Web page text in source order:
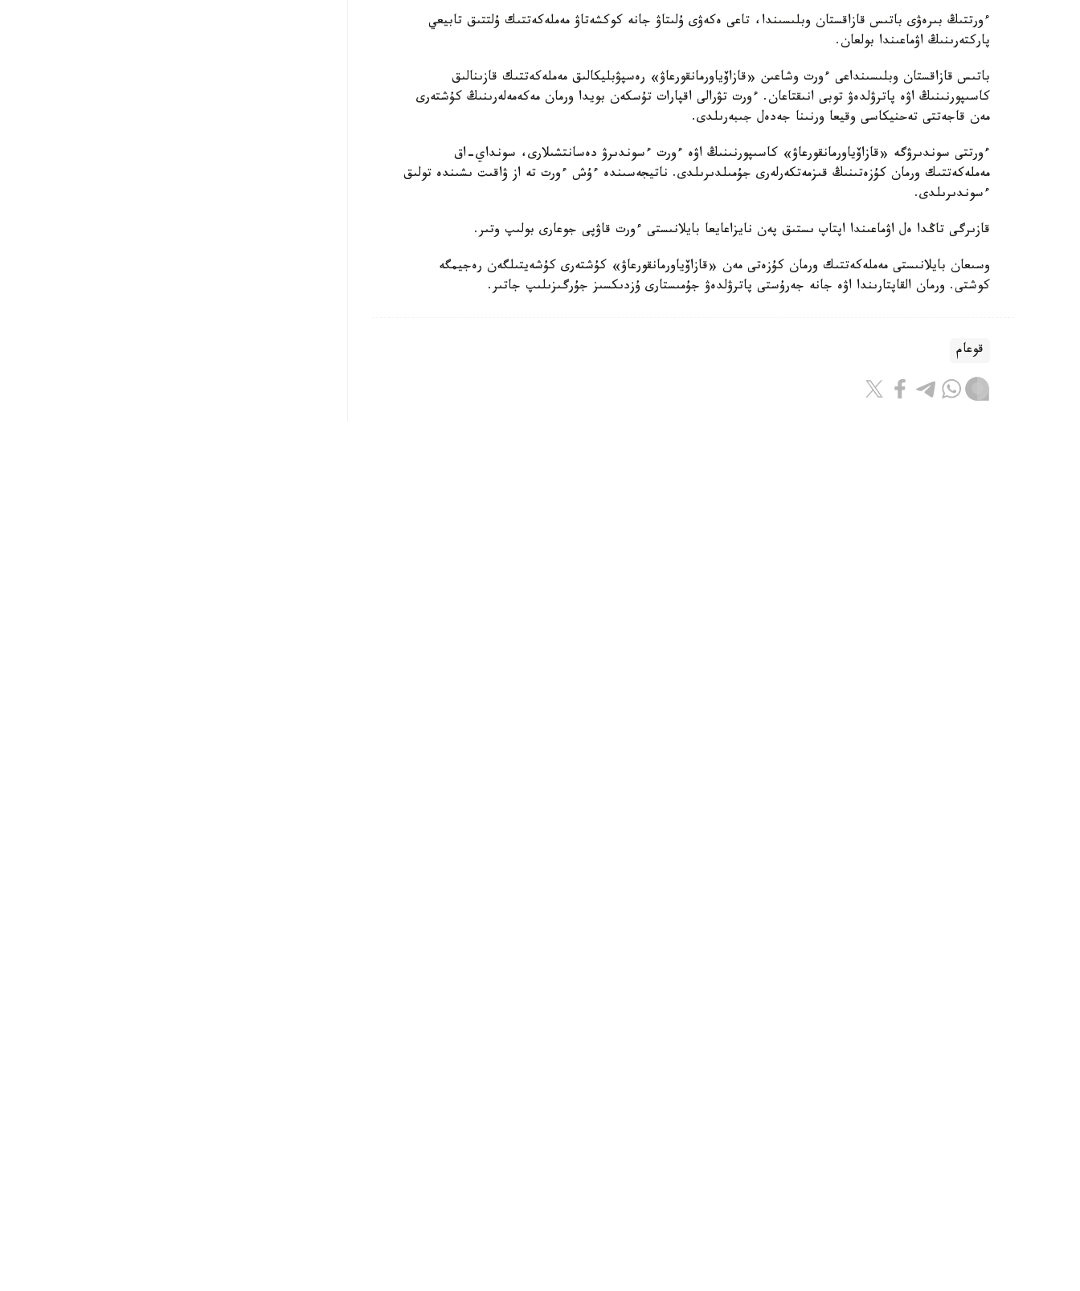
ءورتتىڭ بىرەۋى باتىس قازاقستان وبلىسىندا، تاعى ەكەۋى ۇلىتاۋ جانە كوكشەتاۋ مەملەكەتتىك ۇلتتىق تابيعي
پاركتەرىنىڭ اۋماعىندا بولعان.
باتىس قازاقستان وبلىسىنداعى ءورت وشاعىن «قازاۆياورمانقورعاۋ» رەسپۋبليكالىق مەملەكەتتىك قازىنالىق
كاسىپورنىنىڭ اۋە پاترۋلدەۋ توبى انىقتاعان. ءورت تۋرالى اقپارات تۇسكەن بويدا ورمان مەكەمەلەرىنىڭ كۇشتەرى
مەن قاجەتتى تەحنيكاسى وقيعا ورنىنا جەدەل جىبەرىلدى.
ءورتتى سوندىرۋگە «قازاۆياورمانقورعاۋ» كاسىپورنىنىڭ اۋە ءورت ءسوندىرۋ دەسانتشىلارى، سونداي-اق
مەملەكەتتىك ورمان كۇزەتىنىڭ قىزمەتكەرلەرى جۇمىلدىرىلدى. ناتيجەسىندە ءۇش ءورت تە از ۋاقىت ىشىندە تولىق
ءسوندىرىلدى.
قازىرگى تاڭدا ەل اۋماعىندا اپتاپ ىستىق پەن نايزاعايعا بايلانىستى ءورت قاۋپى جوعارى بولىپ وتىر.
وسىعان بايلانىستى مەملەكەتتىك ورمان كۇزەتى مەن «قازاۆياورمانقورعاۋ» كۇشتەرى كۇشەيتىلگەن رەجيمگە
كوشتى. ورمان القاپتارىندا اۋە جانە جەرۇستى پاترۋلدەۋ جۇمىستارى ۇزدىكسىز جۇرگىزىلىپ جاتىر.
قوعام